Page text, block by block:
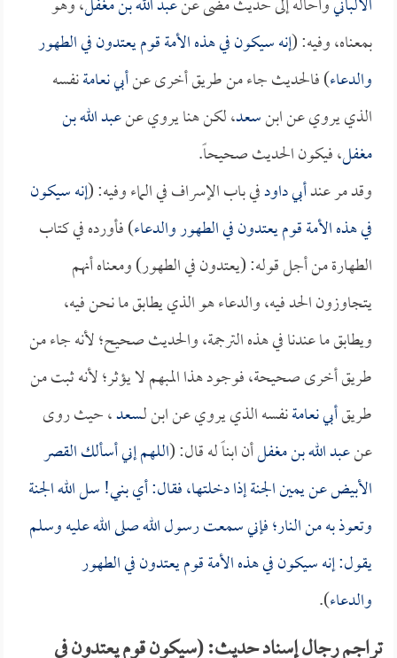
بمعناه، وفيه: (إنه سيكون في هذه الأمة قوم يعتدون في الطهور
والدعاء) فالحديث جاء من طريق أخرى عنأبي نعامةنفسه
الذي يروي عن ابنسعد، لكن هنا يروي عنعبد الله بن
مغفل، فيكون الحديث صحيحاً.
وقد مر عندأبي داودفي باب الإسراف في الماء وفيه: (إنه سيكون
في هذه الأمة قوم يعتدون في الطهور والدعاء) فأورده في كتاب
الطهارة من أجل قوله: (يعتدون في الطهور) ومعناه أنهم
يتجاوزون الحد فيه، والدعاء هو الذي يطابق ما نحن فيه،
ويطابق ما عندنا في هذه الترجمة، والحديث صحيح؛ لأنه جاء من
طريق أخرى صحيحة، فوجود هذا المبهم لا يؤثر؛ لأنه ثبت من
طريقأبي نعامةنفسه الذي يروي عن ابن لـسعد، حيث روى
عنعبد الله بن مغفلأن ابناً له قال: (اللهم إني أسألك القصر
الأبيض عن يمين الجنة إذا دخلتها، فقال: أي بني! سل الله الجنة
وتعوذ به من النار؛ فإني سمعت رسول الله صلى الله عليه وسلم
يقول: إنه سيكون في هذه الأمة قوم يعتدون في الطهور
والدعاء).